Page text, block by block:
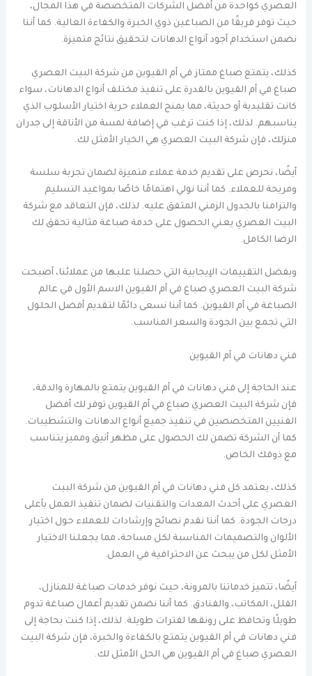
العصري كواحدة من أفضل الشركات المتخصصة في هذا المجال،
حيث توفر فريقًا من الصباغين ذوي الخبرة والكفاءة العالية. كما أننا
نضمن استخدام أجود أنواع الدهانات لتحقيق نتائج متميزة.
كذلك، يتمتع صباغ ممتاز في أم القيوين من شركة البيت العصري
صباغ في أم القيوين بالقدرة على تنفيذ مختلف أنواع الدهانات، سواء
كانت تقليدية أو حديثة، مما يمنح العملاء حرية اختيار الأسلوب الذي
يناسبهم. لذلك، إذا كنت ترغب في إضافة لمسة من الأناقة إلى جدران
منزلك، فإن شركة البيت العصري هي الخيار الأمثل لك.
أيضًا، نحرص على تقديم خدمة عملاء متميزة لضمان تجربة سلسة
ومريحة للعملاء. كما أننا نولي اهتمامًا خاصًا بمواعيد التسليم
والتزامنا بالجدول الزمني المتفق عليه. لذلك، فإن التعاقد مع شركة
البيت العصري يعني الحصول على خدمة صباغة مثالية تحقق لك
الرضا الكامل.
وبفضل التقييمات الإيجابية التي حصلنا عليها من عملائنا، أصبحت
شركة البيت العصري صباغ في أم القيوين الاسم الأول في عالم
الصباغة في أم القيوين. كما أننا نسعى دائمًا لتقديم أفضل الحلول
التي تجمع بين الجودة والسعر المناسب.
فني دهانات في أم القيوين
عند الحاجة إلى فني دهانات في أم القيوين يتمتع بالمهارة والدقة،
فإن شركة البيت العصري صباغ في أم القيوين توفر لك أفضل
الفنيين المتخصصين في تنفيذ جميع أنواع الدهانات والتشطيبات.
كما أن الشركة تضمن لك الحصول على مظهر أنيق ومميز يتناسب
مع ذوقك الخاص.
كذلك، يعتمد كل فني دهانات في أم القيوين من شركة البيت
العصري على أحدث المعدات والتقنيات لضمان تنفيذ العمل بأعلى
درجات الجودة. كما أننا نقدم نصائح وإرشادات للعملاء حول اختيار
الألوان والتصميمات المناسبة لكل مساحة، مما يجعلنا الاختيار
الأمثل لكل من يبحث عن الاحترافية في العمل.
أيضًا، تتميز خدماتنا بالمرونة، حيث نوفر خدمات صباغة للمنازل،
الفلل، المكاتب، والفنادق. كما أننا نضمن تقديم أعمال صباغة تدوم
طويلًا وتحافظ على رونقها لفترات طويلة. لذلك، إذا كنت بحاجة إلى
فني دهانات في أم القيوين يتمتع بالكفاءة والخبرة، فإن شركة البيت
العصري صباغ في أم القيوين هي الحل الأمثل لك.